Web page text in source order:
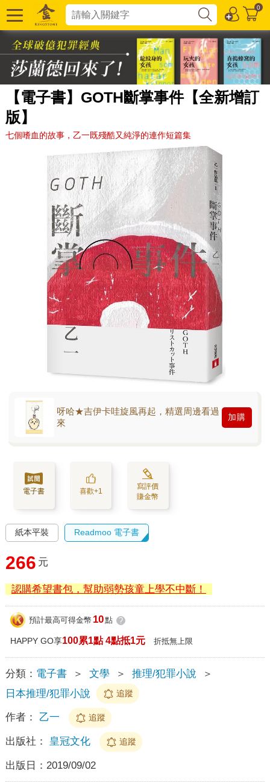
0
【電子書】GOTH斷掌事件【全新增訂
版】
七個嗜血的故事，乙一既殘酷又純淨的連作短篇集
呀哈★吉伊卡哇旋風再起，精選周邊看過
來
加購
電子書 喜歡+1
寫評價
賺金幣
紙本平裝 Readmoo 電子書
266 元
認購希望書包，幫助弱勢孩童上學不中斷！
預計最高可得金幣 10點 ?
HAPPY GO享100累1點 4點抵1元 折抵無上限
分類： 電子書 ＞ 文學 ＞ 推理/犯罪小說
＞
日本推理/犯罪小說
追蹤
作者： 乙一 追蹤
出版社： 皇冠文化 追蹤
出版日： 2019/09/02